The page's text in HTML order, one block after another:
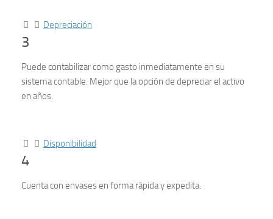
Depreciación
3
Puede contabilizar como gasto inmediatamente en su
sistema contable. Mejor que la opción de depreciar el activo
en años.
Disponibilidad
4
Cuenta con envases en forma rápida y expedita.